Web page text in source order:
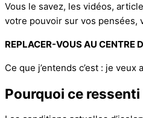
Vous le savez, les vidéos,
votre pouvoir sur vos pensées,
REPLACER-VOUS AU CENTRE
Ce que j’entends c’est : je
Pourquoi ce ressenti